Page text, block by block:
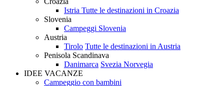
Istria Tutte le destinazioni in Croazia
Slovenia
Campeggi Slovenia
Austria
Tirolo Tutte le destinazioni in Austria
Penisola Scandinava
Danimarca Svezia Norvegia
IDEE VACANZE
Campeggio con bambini